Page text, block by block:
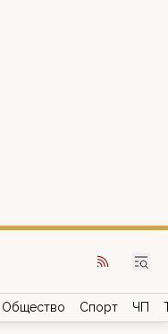
Общество Спорт ЧП